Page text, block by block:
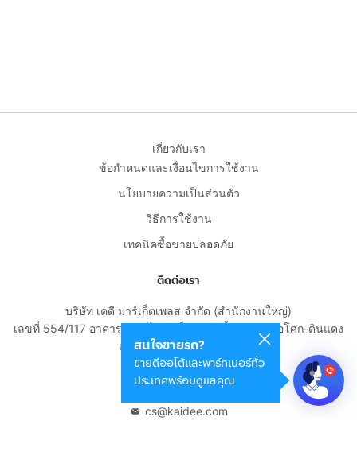
สนใจขายรถ?
ขายดีออโต้และพาร์ทเนอร์ทั่ว
ประเทศพร้อมดูแลคุณ
เกี่ยวกับเรา
ข้อกำหนดและเงื่อนไขการใช้งาน
นโยบายความเป็นส่วนตัว
วิธีการใช้งาน
เทคนิคซื้อขายปลอดภัย
ติดต่อเรา
บริษัท เคดี มาร์เก็ตเพลส จำกัด (สำนักงานใหญ่)
เลขที่ 554/117 อาคารสกายไนน์ เซ็นเตอร์ ชั้น 22 ถนนอโศก-ดินแดง
แขวงดินแดง เขตดินแดง
กรุงเทพมหานคร 10400
cs@kaidee.com